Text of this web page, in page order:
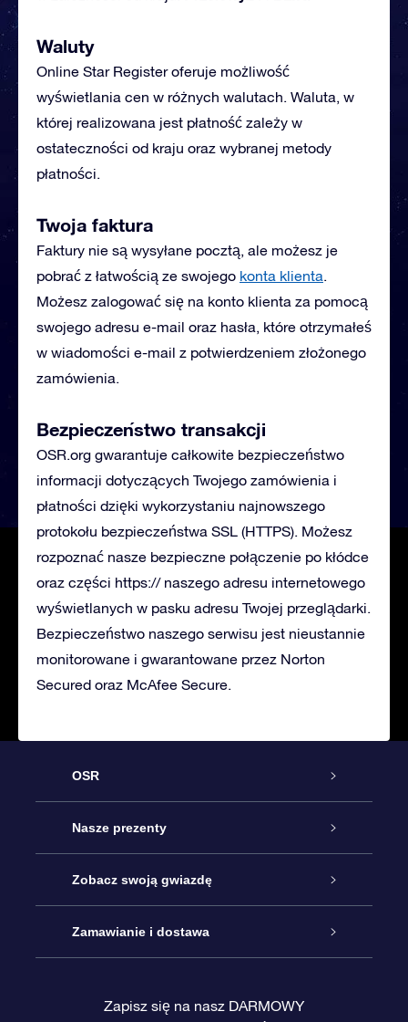
Waluty
Online Star Register oferuje możliwość
wyświetlania cen w różnych walutach. Waluta, w
której realizowana jest płatność zależy w
ostateczności od kraju oraz wybranej metody
płatności.
Twoja faktura
Faktury nie są wysyłane pocztą, ale możesz je
pobrać z łatwością ze swojego konta klienta.
Możesz zalogować się na konto klienta za pomocą
swojego adresu e-mail oraz hasła, które otrzymałeś
w wiadomości e-mail z potwierdzeniem złożonego
zamówienia.
Bezpieczeństwo transakcji
OSR.org gwarantuje całkowite bezpieczeństwo
informacji dotyczących Twojego zamówienia i
płatności dzięki wykorzystaniu najnowszego
protokołu bezpieczeństwa SSL (HTTPS). Możesz
rozpoznać nasze bezpieczne połączenie po kłódce
oraz części https:// naszego adresu internetowego
wyświetlanych w pasku adresu Twojej przeglądarki.
Bezpieczeństwo naszego serwisu jest nieustannie
monitorowane i gwarantowane przez Norton
Secured oraz McAfee Secure.
OSR
Obsługa
Kontakt
Blog
Nasze prezenty
Podarunek Gwiazda Online
Pakiet Podarunkowy OSR
Zobacz swoją gwiazdę
Rejestr Gwiazd
Zamawianie i dostawa
Zapisz się na nasz DARMOWY